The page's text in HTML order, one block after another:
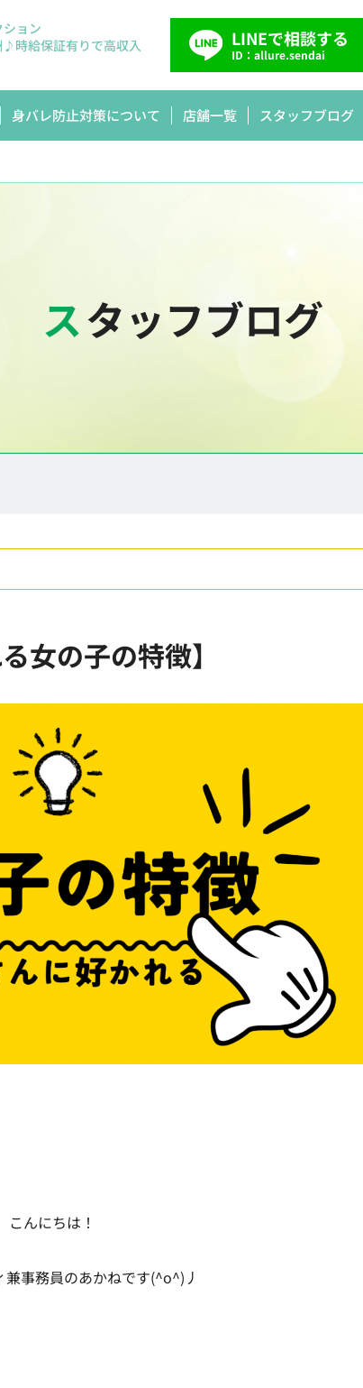
ョン
♪ 時給保証有りで高収入
LINEで相談する
ID：allure.sendai
身バレ防止対策について 店舗一覧 スタッフブログ
スタッフブログ
女の子の特徴】
こんにちは！
兼事務員のあかねです(^o^)丿